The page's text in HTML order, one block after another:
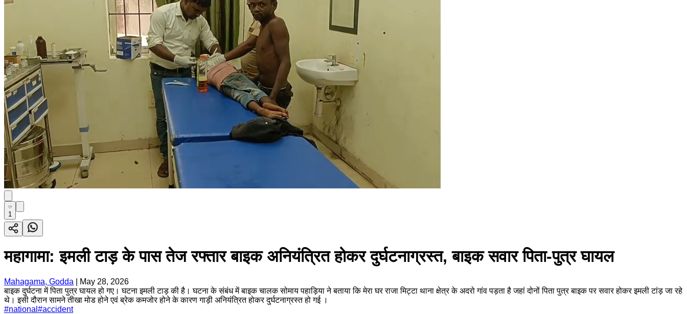
1
महागामा: इमली टाड़ के पास तेज रफ्तार बाइक अनियंत्रित होकर दुर्घटनाग्रस्त, बाइक सवार पिता-पुत्र घायल
Mahagama, Godda
May 28, 2026
बाइक दुर्घटना में पिता पुत्र घायल हो गए। घटना इमली टाड़ की है। घटना के संबंध में बाइक चालक सोमाय पहाड़िया ने बताया कि मेरा घर राजा मिट्टा थाना क्षेत्र के अदरो गांव पड़ता है जहां दोनों पिता पुत्र बाइक पर सवार होकर इमली टांड़ जा रहे
थे। इसी दौरान सामने तीखा मोड होने एवं ब्रेक कमजोर होने के कारण गाड़ी अनियंत्रित होकर दुर्घटनाग्रस्त हो गई ।
#national #accident